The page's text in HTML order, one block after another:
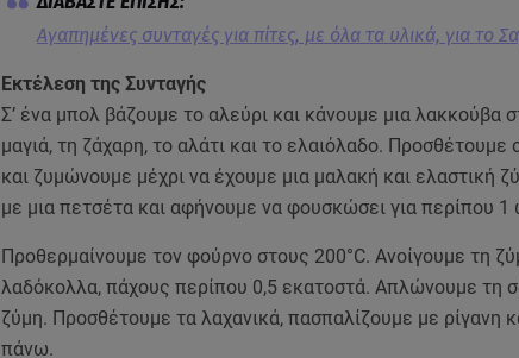
Αγαπημένες συνταγές για πίτες, με όλα τα υλικά, για το
Εκτέλεση της Συνταγής
Σ’ ένα μπολ βάζουμε το αλεύρι και κάνουμε μια λακκούβα
μαγιά, τη ζάχαρη, το αλάτι και το ελαιόλαδο. Προσθέτουμε
και ζυμώνουμε μέχρι να έχουμε μια μαλακή και ελαστική
με μια πετσέτα και αφήνουμε να φουσκώσει για περίπου
Προθερμαίνουμε τον φούρνο στους 200°C. Ανοίγουμε τη
λαδόκολλα, πάχους περίπου 0,5 εκατοστά. Απλώνουμε τη
ζύμη. Προσθέτουμε τα λαχανικά, πασπαλίζουμε με ρίγανη
πάνω.